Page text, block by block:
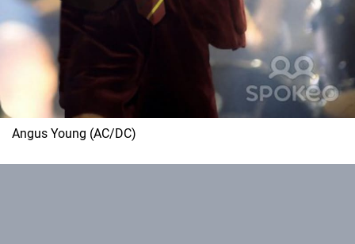
Angus Young (AC/DC)